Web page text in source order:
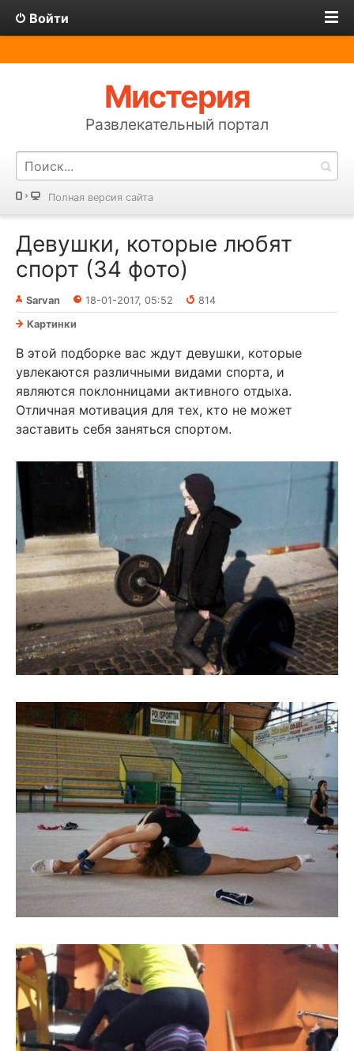
Войти
Мистерия
Развлекательный портал
Полная версия сайта
Девушки, которые любят
спорт (34 фото)
Sarvan 18-01-2017, 05:52
814
Картинки
В этой подборке вас ждут девушки, которые
увлекаются различными видами спорта, и
являются поклонницами активного отдыха.
Отличная мотивация для тех, кто не может
заставить себя заняться спортом.